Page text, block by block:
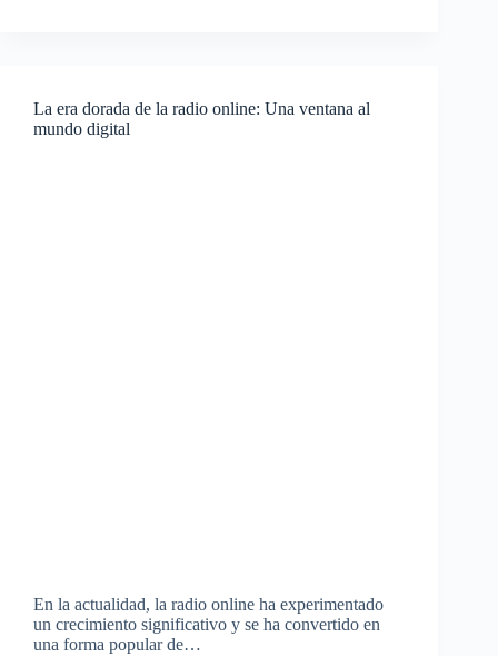
La era dorada de la radio online: Una ventana al
mundo digital
En la actualidad, la radio online ha experimentado
un crecimiento significativo y se ha convertido en
una forma popular de…